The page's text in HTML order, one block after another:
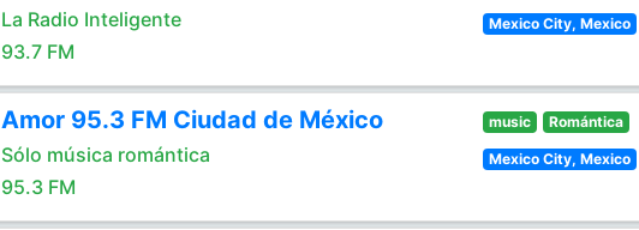
La Radio Inteligente
93.7 FM
Mexico City, Mexico
Amor 95.3 FM Ciudad de México
Sólo música romántica
95.3 FM
music Romántica
Mexico City, Mexico